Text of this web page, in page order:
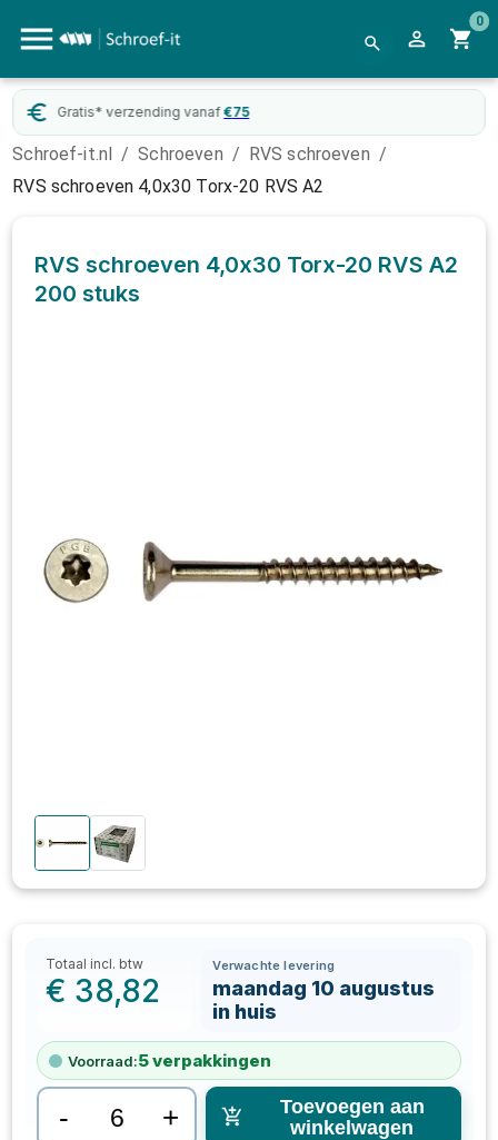
0
Gratis* verzending vanaf €75
Schroef-it.nl / Schroeven / RVS schroeven /
RVS schroeven 4,0x30 Torx-20 RVS A2
RVS schroeven 4,0x30 Torx-20 RVS A2
200 stuks
Totaal incl. btw
€ 38,82
Verwachte levering
maandag 10 augustus
in huis
Voorraad:5verpakkingen
- +
Toevoegen aan
winkelwagen